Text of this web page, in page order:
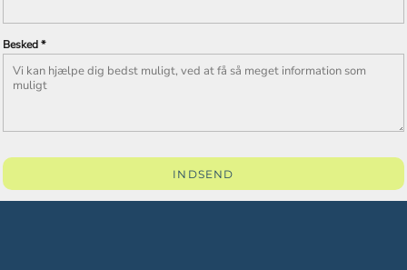
Besked *
INDSEND